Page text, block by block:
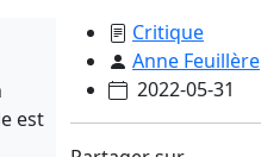
est
Critique
Anne Feuillère
2022-05-31